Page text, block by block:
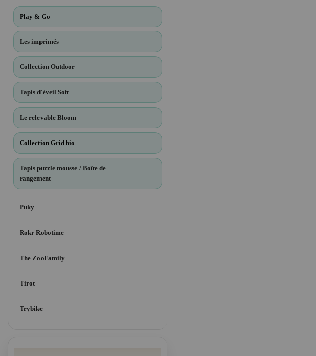
Play & Go
Les imprimés
Collection Outdoor
Tapis d'éveil Soft
Le relevable Bloom
Collection Grid bio
Tapis puzzle mousse / Boîte de
rangement
Puky
Rokr Robotime
The ZooFamily
Tirot
Trybike